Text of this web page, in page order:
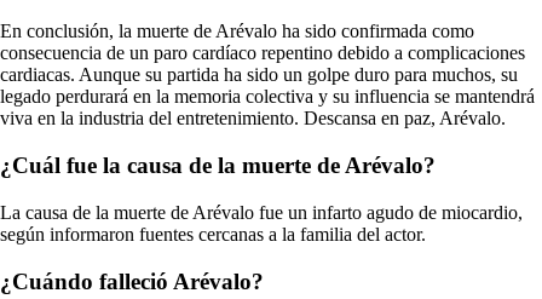
En conclusión, la muerte de Arévalo ha sido confirmada como
consecuencia de un paro cardíaco repentino debido a complicaciones
cardiacas. Aunque su partida ha sido un golpe duro para muchos, su
legado perdurará en la memoria colectiva y su influencia se mantendrá
viva en la industria del entretenimiento. Descansa en paz, Arévalo.
¿Cuál fue la causa de la muerte de Arévalo?
La causa de la muerte de Arévalo fue un infarto agudo de miocardio,
según informaron fuentes cercanas a la familia del actor.
¿Cuándo falleció Arévalo?